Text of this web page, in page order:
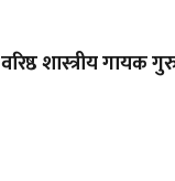
वरिष्ठ शास्त्रीय